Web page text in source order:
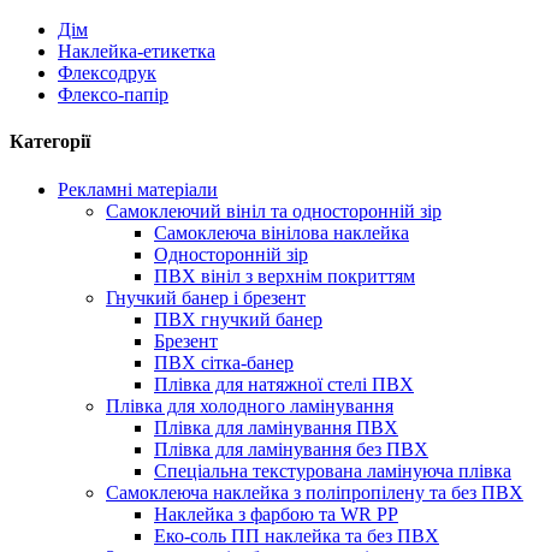
Дім
Наклейка-етикетка
Флексодрук
Флексо-папір
Категорії
Рекламні матеріали
Самоклеючий вініл та односторонній зір
Самоклеюча вінілова наклейка
Односторонній зір
ПВХ вініл з верхнім покриттям
Гнучкий банер і брезент
ПВХ гнучкий банер
Брезент
ПВХ сітка-банер
Плівка для натяжної стелі ПВХ
Плівка для холодного ламінування
Плівка для ламінування ПВХ
Плівка для ламінування без ПВХ
Спеціальна текстурована ламінуюча плівка
Самоклеюча наклейка з поліпропілену та без ПВХ
Наклейка з фарбою та WR PP
Еко-соль ПП наклейка та без ПВХ